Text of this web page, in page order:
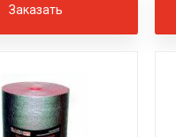
Заказать